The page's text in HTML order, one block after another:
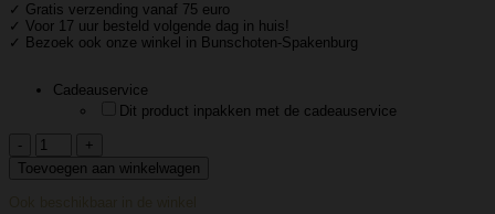
✓ Gratis verzending vanaf 75 euro
✓ Voor 17 uur besteld volgende dag in huis!
✓ Bezoek ook onze winkel in Bunschoten-Spakenburg
Cadeauservice
Dit product inpakken met de cadeauservice
Cereria
1899
Toevoegen aan winkelwagen